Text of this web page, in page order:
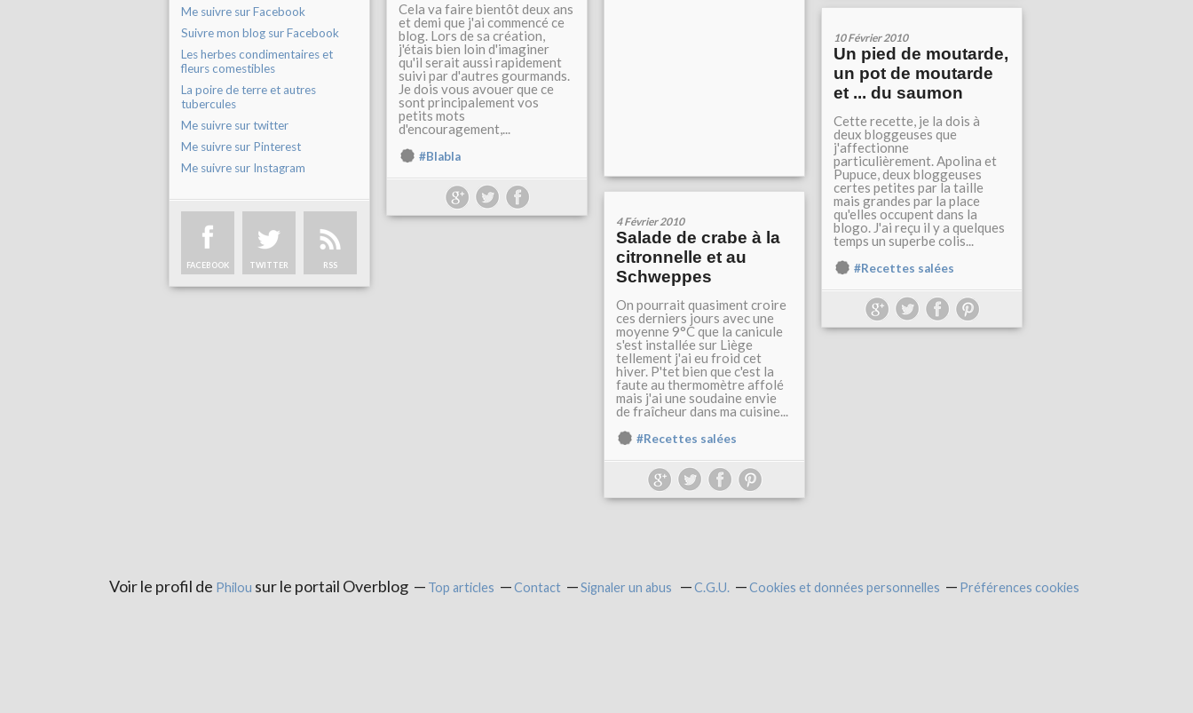
Me suivre sur Facebook
Suivre mon blog sur Facebook
Les herbes condimentaires et
fleurs comestibles
La poire de terre et autres
tubercules
Me suivre sur twitter
Me suivre sur Pinterest
Me suivre sur Instagram
FACEBOOK TWITTER RSS
Cela va faire bientôt deux ans
et demi que j'ai commencé ce
blog. Lors de sa création,
j'étais bien loin d'imaginer
qu'il serait aussi rapidement
suivi par d'autres gourmands.
Je dois vous avouer que ce
sont principalement vos
petits mots
d'encouragement,...
#Blabla
10 Février 2010
Un pied de moutarde,
un pot de moutarde
et ... du saumon
Cette recette, je la dois à
deux bloggeuses que
j'affectionne
particulièrement. Apolina et
Pupuce, deux bloggeuses
certes petites par la taille
mais grandes par la place
qu'elles occupent dans la
blogo. J'ai reçu il y a quelques
temps un superbe colis...
#Recettes salées
4 Février 2010
Salade de crabe à la
citronnelle et au
Schweppes
On pourrait quasiment croire
ces derniers jours avec une
moyenne 9°C que la canicule
s'est installée sur Liège
tellement j'ai eu froid cet
hiver. P'tet bien que c'est la
faute au thermomètre affolé
mais j'ai une soudaine envie
de fraîcheur dans ma cuisine...
#Recettes salées
Voir le profil de Philou sur le portail Overblog Top articles Contact Signaler un abus C.G.U. Cookies et données personnelles Préférences cookies